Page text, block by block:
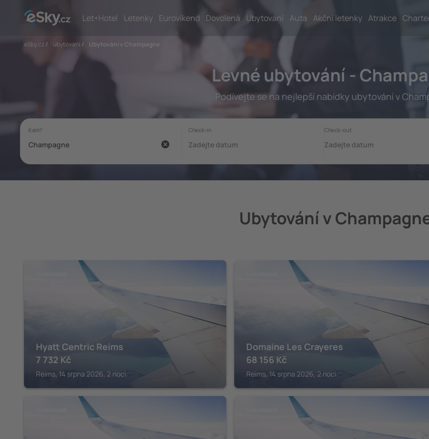
Let+Hotel Letenky Eurovíkend Dovolená Ubytování Auta Akční letenky Atrakce
eSky.cz/ ubytovani / Ubytování v Champagne
Levné ubytování -
Podívejte se na nejlepší nabídky ubytování v
Ubytování v
Hyatt Centric Reims
7 732 Kč
Reims, 14 srpna 2026, 2 noci
Domaine Les Crayeres
68 156 Kč
Reims, 14 srpna 2026, 2 noci